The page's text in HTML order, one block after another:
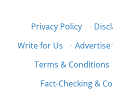
Privacy Policy ·
Write for Us
· Advertise
Terms & Conditions
Fact-Checking &